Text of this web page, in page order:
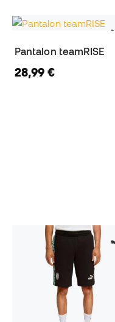
Pantalon teamRISE
28,99 €